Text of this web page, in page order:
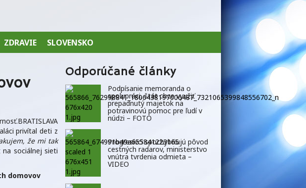
ZDRAVIE SLOVENSKO
privítal deti z
že mi tak
sociálnej sieti
domovov
Odporúčané články
Podpísanie memoranda o
spolupráci, štát chce využiť
prepadnutý majetok na
potravinovú pomoc pre ľudí v
núdzi – FOTO
Progresívci spochybňujú pôvod
cestných radarov, ministerstvo
vnútra tvrdenia odmieta –
VIDEO